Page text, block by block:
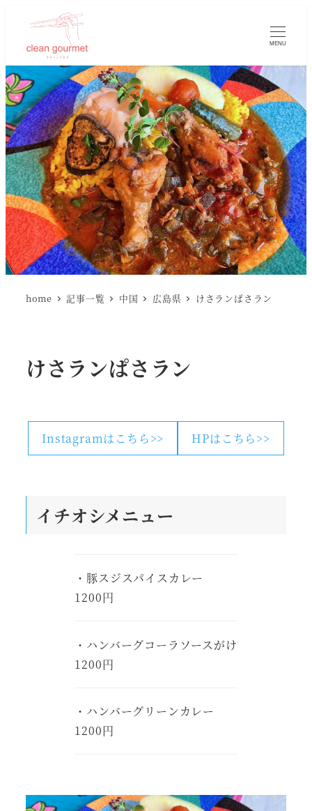
MENU
home 記事一覧 中国 広島県 けさランぱさラン
けさランぱさラン
Instagramはこちら>> HPはこちら>>
イチオシメニュー
・豚スジスパイスカレー
1200円
・ハンバーグコーラソースがけ
1200円
・ハンバーグリーンカレー
1200円